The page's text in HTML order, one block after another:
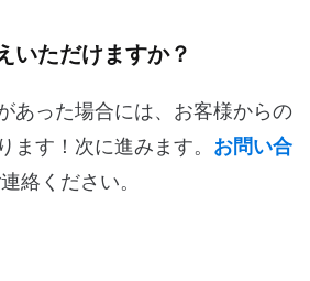
いただけますか？
あった場合には、お客様からの
ます！次に進みます。 お問い合
絡ください。